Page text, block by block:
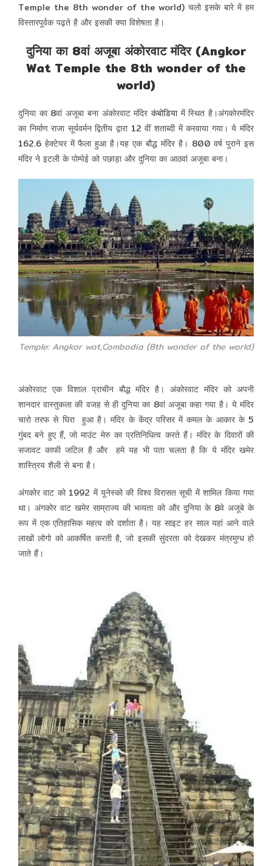
Temple the 8th wonder of the world) चलो इसके बारे में हम
विस्तारपूर्वक पढ़ते है और इसकी क्या विशेषता है।
दुनिया का 8वां अजूबा अंकोरवाट मंदिर (Angkor
Wat Temple the 8th wonder of the
world)
दुनिया का 8वां अजूबा बना अंकोरवाट मंदिर कंबोडियामें स्थित है।अंगकोरमंदिर
का निर्माण राजा सूर्यवर्मन द्वितीय द्वारा 12 वीं शताब्दी में करवाया गया। ये मंदिर
162.6 हेक्टेयर में फैला हुआ है।यह एक बौद्ध मंदिर है। 800 वर्ष पुराने इस
मंदिर ने इटली के पोम्पेई को पछाड़ा और दुनिया का आठवां अजूबा बना।
Temple: Angkor wat,Combodia (8th wonder of the world)
अंकोरवाट एक विशाल प्राचीन बौद्ध मंदिर है।अंकोरवाट मंदिर को अपनी
शानदार वास्तुकला की वजह से ही दुनिया का 8वां अजूबा कहा गया है। ये मंदिर
चारो तरफ से घिरा हुआ है। मंदिर के केंद्र परिसर में कमल के आकार के 5
गुंबद बने हुए हैं, जो माउंट मेरु का प्रतिनिधित्व करते हैं। मंदिर के दिवारों की
सजावट काफी जटिल है और हमे यह भी पता चलता है कि ये मंदिर खमेर
शास्त्रिय शैली से बना है।
अंगकोर वाट को 1992 में यूनेस्को की विश्व विरासत सूची में शामिल किया गया
था। अंगकोर वाट खमेर साम्राज्य की भव्यता को और दुनिया के 8वे अजूबे के
रूप में एक एतिहासिक महत्व को दर्शाता है। यह साइट हर साल यहां आने वाले
लाखों लोगो को आकर्षित करती है, जो इसकी सुंदरता को देखकर मंत्रमुग्ध हो
जाते हैं।